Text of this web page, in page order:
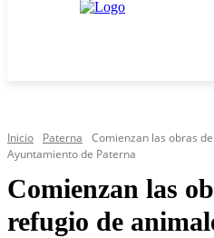
Inicio Paterna
Comienzan las obras
Ayuntamiento de Paterna
Comienzan las
refugio de